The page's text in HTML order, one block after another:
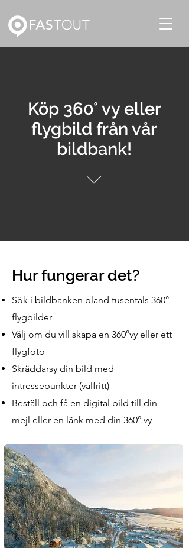
Köp 360° vy eller
flygbild från vår
bildbank!
Hur fungerar det?
Sök i bildbanken bland tusentals 360°
flygbilder
Välj om du vill skapa en 360°vy eller ett
flygfoto
Skräddarsy din bild med
intressepunkter (valfritt)
Beställ och få en digital bild till din
mejl eller en länk med din 360° vy